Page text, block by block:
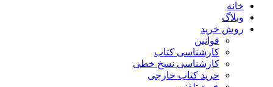
خانه
وبلاگ
روش خرید
قوانین
کارشناسی کتاب
کارشناسی نسخ خطی
خرید کتاب خارجی